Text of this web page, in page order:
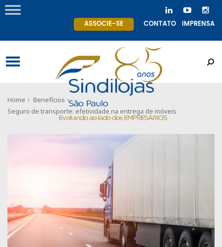
ASSOCIE-SE CONTATO IMPRENSA
Home
Benefícios
Seguro de transporte: efetividade na entrega de móveis